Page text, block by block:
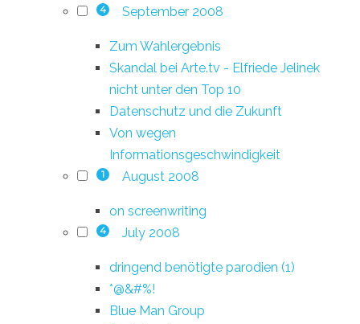
4 September 2008
Zum Wahlergebnis
Skandal bei Arte.tv - Elfriede Jelinek
nicht unter den Top 10
Datenschutz und die Zukunft
Von wegen
Informationsgeschwindigkeit
1 August 2008
on screenwriting
4 July 2008
dringend benötigte parodien (1)
*@&#%!
Blue Man Group